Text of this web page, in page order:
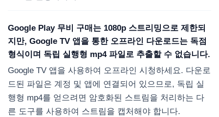
Google Play 무비 구매는 1080p 스트리밍으로 제한되
지만, Google TV 앱을 통한 오프라인 다운로드는 독점
형식이며 독립 실행형 mp4 파일로 추출할 수 없습니다.
Google TV 앱을 사용하여 오프라인 시청하세요. 다운로
드된 파일은 계정 및 앱에 연결되어 있으므로, 독립 실
행형 mp4를 얻으려면 암호화된 스트림을 처리하는 다
른 도구를 사용하여 스트림을 캡처해야 합니다.